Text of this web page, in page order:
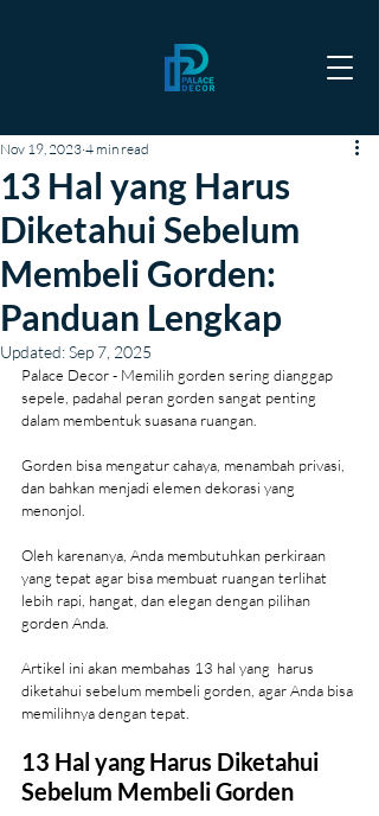
13 Hal yang Harus
Diketahui Sebelum
Membeli Gorden:
Panduan Lengkap
Nov 19, 2023 4 min read
Updated:Sep 7, 2025
Palace Decor - Memilih gorden sering dianggap
sepele, padahal peran gorden sangat penting
dalam membentuk suasana ruangan.
Gorden bisa mengatur cahaya, menambah privasi,
dan bahkan menjadi elemen dekorasi yang
menonjol.
Oleh karenanya, Anda membutuhkan perkiraan
yang tepat agar bisa membuat ruangan terlihat
lebih rapi, hangat, dan elegan dengan pilihan
gorden Anda.
Artikel ini akan membahas 13 hal yang  harus
diketahui sebelum membeli gorden, agar Anda bisa
memilihnya dengan tepat.
13 Hal yang Harus Diketahui
Sebelum Membeli Gorden